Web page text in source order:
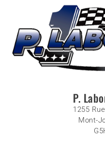
P.
1255
Mont-